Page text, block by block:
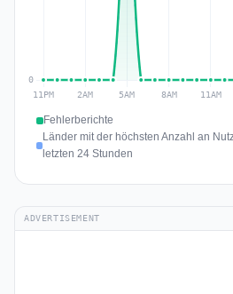
Fehlerberichte
Länder mit der höchsten Anzahl an
letzten 24 Stunden
ADVERTISEMENT